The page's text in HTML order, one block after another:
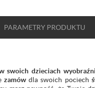
PARAMETRY PRODUKTU
swoich dzieciach
zamówdla swoich pociech